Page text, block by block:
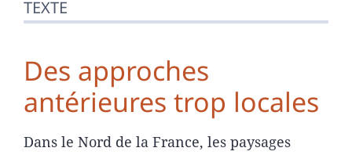
TEXTE
Des approches
antérieures trop locales
Dans le Nord de la France, les paysages